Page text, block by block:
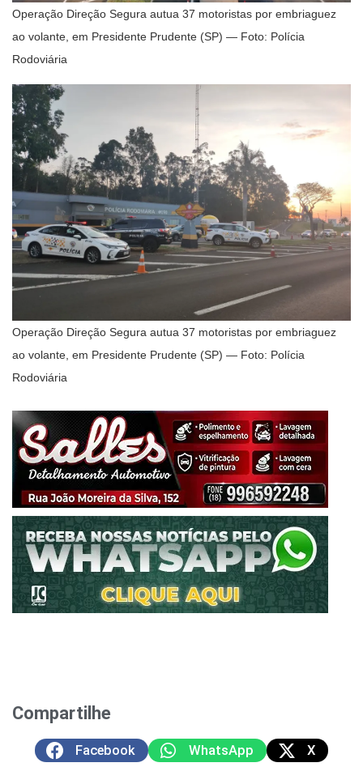
Operação Direção Segura autua 37 motoristas por embriaguez
ao volante, em Presidente Prudente (SP) — Foto: Polícia
Rodoviária
Operação Direção Segura autua 37 motoristas por embriaguez
ao volante, em Presidente Prudente (SP) — Foto: Polícia
Rodoviária
Compartilhe
Facebook WhatsApp X